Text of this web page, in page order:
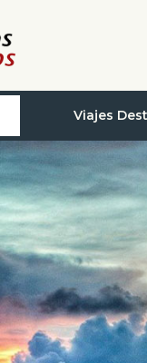
Viajes